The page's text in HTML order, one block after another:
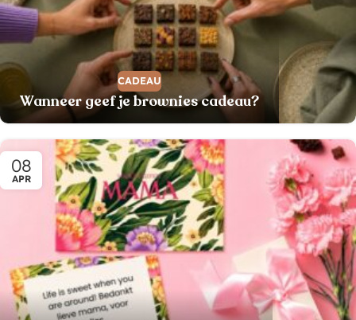
CADEAU
Wanneer geef je brownies cadeau?
08
APR